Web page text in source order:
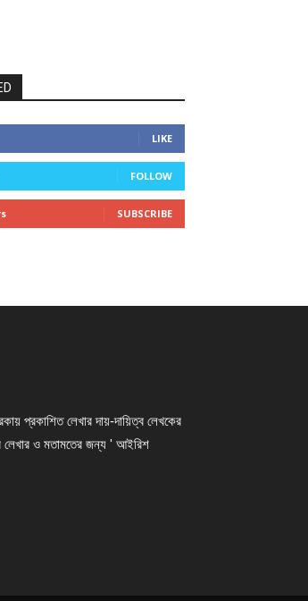
LIKE
FOLLOW
SUBSCRIBE
প্রকাশিত লেখার দায়-দায়িত্ব লেখকের
ও মতামতের জন্য ' আইরিশ